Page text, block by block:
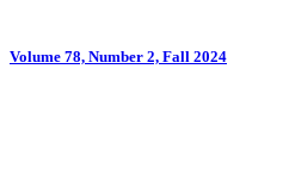
Volume 78, Number 2, Fall 2024